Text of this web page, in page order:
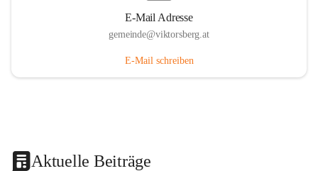
E-Mail Adresse
gemeinde@viktorsberg.at
E-Mail schreiben
Aktuelle Beiträge